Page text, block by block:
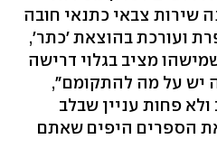
שירות צבאי כתנאי חובה
ועורכת בהוצאת 'כתר',
מציב בגלוי דרישה
יש על מה להתקומם",
פחות עניין שבלב
הספרים היפים שאתם